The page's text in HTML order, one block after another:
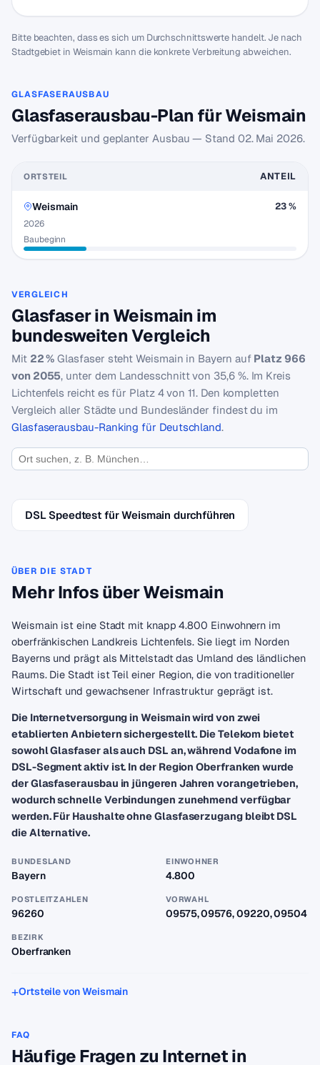
Bitte beachten, dass es sich um Durchschnittswerte handelt. Je nach
Stadtgebiet in Weismain kann die konkrete Verbreitung abweichen.
GLASFASERAUSBAU
Glasfaserausbau-Plan für Weismain
Verfügbarkeit und geplanter Ausbau — Stand 02. Mai 2026.
ORTSTEIL ANTEIL
Weismain
2026
Baubeginn
23 %
VERGLEICH
Glasfaser in Weismain im
bundesweiten Vergleich
Mit 22 % Glasfaser steht Weismain in Bayern auf Platz 966
von 2055, unter dem Landesschnitt von 35,6 %. Im Kreis
Lichtenfels reicht es für Platz 4 von 11. Den kompletten
Vergleich aller Städte und Bundesländer findest du im
Glasfaserausbau-Ranking für Deutschland.
DSL Speedtest für Weismain durchführen
ÜBER DIE STADT
Mehr Infos über Weismain
Weismain ist eine Stadt mit knapp 4.800 Einwohnern im
oberfränkischen Landkreis Lichtenfels. Sie liegt im Norden
Bayerns und prägt als Mittelstadt das Umland des ländlichen
Raums. Die Stadt ist Teil einer Region, die von traditioneller
Wirtschaft und gewachsener Infrastruktur geprägt ist.
Die Internetversorgung in Weismain wird von zwei
etablierten Anbietern sichergestellt. Die Telekom bietet
sowohl Glasfaser als auch DSL an, während Vodafone im
DSL-Segment aktiv ist. In der Region Oberfranken wurde
der Glasfaserausbau in jüngeren Jahren vorangetrieben,
wodurch schnelle Verbindungen zunehmend verfügbar
werden. Für Haushalte ohne Glasfaserzugang bleibt DSL
die Alternative.
BUNDESLAND
Bayern
EINWOHNER
4.800
POSTLEITZAHLEN
96260
VORWAHL
09575, 09576, 09220, 09504
BEZIRK
Oberfranken
Ortsteile von Weismain
FAQ
Häufige Fragen zu Internet in